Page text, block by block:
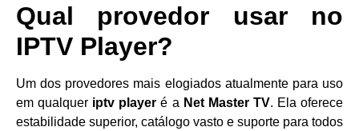
Qual provedor usar no
IPTV Player?
Um dos provedores mais elogiados atualmente para uso
em qualquer iptv player é a Net Master TV. Ela oferece
estabilidade superior, catálogo vasto e suporte para todos